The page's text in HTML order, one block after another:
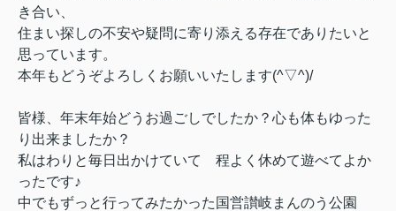
き合い、
住まい探しの不安や疑問に寄り添える存在でありたいと
思っています。
本年もどうぞよろしくお願いいたします(^▽^)/
皆様、年末年始どうお過ごしでしたか？心も体もゆった
り出来ましたか？
私はわりと毎日出かけていて 程よく休めて遊べてよか
ったです♪
中でもずっと行ってみたかった国営讃岐まんのう公園